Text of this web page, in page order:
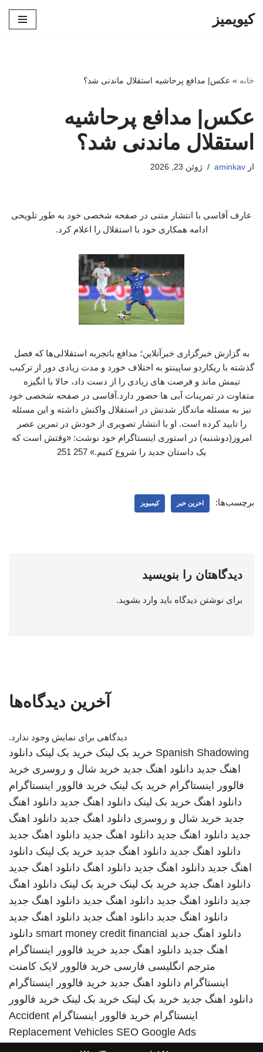
کیویمیز
خانه » عکس| مدافع پرحاشیه استقلال ماندنی شد؟
عکس| مدافع پرحاشیه
استقلال ماندنی شد؟
از aminkav ژوئن 23, 2026
عارف آقاسی با انتشار متنی در صفحه شخصی خود به طور تلویحی
ادامه همکاری خود با استقلال را اعلام کرد.
به گزارش خبرگزاری خبرآنلاین؛ مدافع باتجربه استقلالی‌ها که فصل
گذشته با ریکاردو ساپینتو به اختلاف خورد و مدت زیادی دور از ترکیب
تیمش ماند و فرصت های زیادی را از دست داد، حالا با انگیزه
متفاوت در تمرینات آبی ها حضور دارد.آقاسی در صفحه شخصی خود
نیز به مسئله ماندگار شدنش در استقلال واکنش داشته و این مسئله
را تایید کرده است. او با انتشار تصویری از خودش در تمرین عصر
امروز(دوشنبه) در استوری اینستاگرام خود نوشت: «وقتش است که
یک داستان جدید را شروع کنیم.» 257 251
برچسب‌ها: اخرین خبر کیمیویز
دیدگاهتان را بنویسید
برای نوشتن دیدگاه باید وارد بشوید.
آخرین دیدگاه‌ها
دیدگاهی برای نمایش وجود ندارد.
Spanish Shadowing خرید بک لینک خرید بک لینک دانلود
اهنگ جدید دانلود اهنگ جدید خرید شال و روسری خرید
فالوور اینستاگرام خرید بک لینک خرید فالوور اینستاگرام
دانلود اهنگ خرید بک لینک دانلود اهنگ جدید دانلود اهنگ
جدید خرید شال و روسری دانلود اهنگ جدید دانلود اهنگ
جدید دانلود اهنگ جدید دانلود اهنگ جدید دانلود اهنگ جدید
دانلود اهنگ جدید دانلود اهنگ جدید خرید بک لینک دانلود
اهنگ جدید دانلود اهنگ جدید دانلود اهنگ دانلود اهنگ جدید
دانلود اهنگ جدید خرید بک لینک خرید بک لینک دانلود اهنگ
جدید دانلود اهنگ جدید دانلود اهنگ جدید دانلود اهنگ جدید
دانلود اهنگ جدید دانلود اهنگ جدید دانلود اهنگ جدید
دانلود اهنگ جدید smart money credit financial دانلود
اهنگ جدید دانلود اهنگ جدید خرید فالوور اینستاگرام
مترجم انگلیسی فارسی خرید فالوور لایک کامنت
اینستاگرام دانلود اهنگ جدید خرید فالوور اینستاگرام
دانلود اهنگ جدید خرید بک لینک خرید بک لینک خرید فالوور
اینستاگرام خرید فالوور اینستاگرام Accident
Replacement Vehicles SEO Google Ads